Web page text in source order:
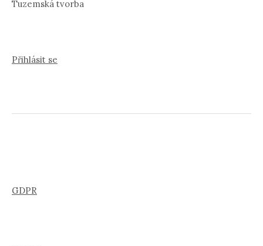
Tuzemská tvorba
Přihlásit se
GDPR